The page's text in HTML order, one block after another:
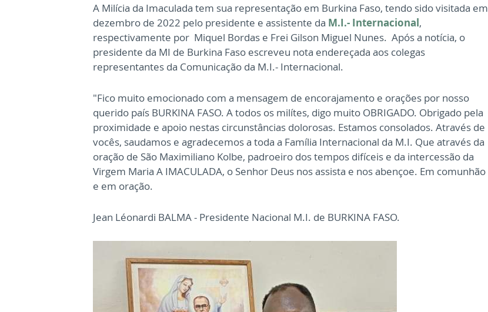
A Milícia da Imaculada tem sua representação em Burkina Faso, tendo sido visitada em
dezembro de 2022 pelo presidente e assistente da M.I.- Internacional,
respectivamente por Miquel Bordas e Frei Gilson Miguel Nunes. Após a notícia, o
presidente da MI de Burkina Faso escreveu nota endereçada aos colegas
representantes da Comunicação da M.I.- Internacional.
"Fico muito emocionado com a mensagem de encorajamento e orações por nosso
querido país BURKINA FASO. A todos os milítes, digo muito OBRIGADO. Obrigado pela
proximidade e apoio nestas circunstâncias dolorosas. Estamos consolados. Através de
vocês, saudamos e agradecemos a toda a Família Internacional da M.I. Que através da
oração de São Maximiliano Kolbe, padroeiro dos tempos difíceis e da intercessão da
Virgem Maria A IMACULADA, o Senhor Deus nos assista e nos abençoe. Em comunhão
e em oração.
Jean Léonardi BALMA - Presidente Nacional M.I. de BURKINA FASO.